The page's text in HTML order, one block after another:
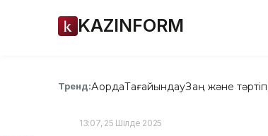
KAZINFORM
Тренд:АқордаТағайындауЗаң және тәртіп
13:07, 25 Шілде 2025